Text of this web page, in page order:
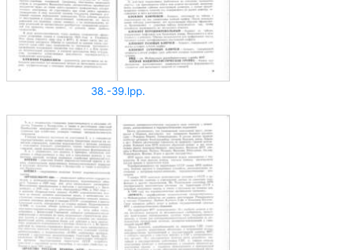
38.-39.lpp.